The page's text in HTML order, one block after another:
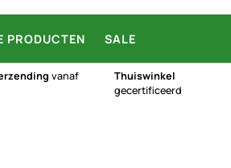
PRODUCTEN SALE
vanaf
Thuiswinkel
gecertificeerd